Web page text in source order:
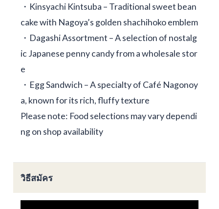
・Kinsyachi Kintsuba – Traditional sweet bean
cake with Nagoya’s golden shachihoko emblem
・Dagashi Assortment – A selection of nostalg
ic Japanese penny candy from a wholesale stor
e
・Egg Sandwich – A specialty of Café Nagonoy
a, known for its rich, fluffy texture
Please note: Food selections may vary dependi
ng on shop availability
วิธีสมัคร